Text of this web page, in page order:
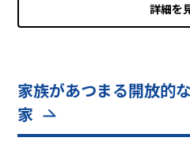
詳細を
家族があつまる開放的
家